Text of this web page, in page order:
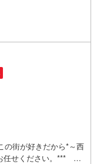
の街が好きだから*～西
任せください。*** 住